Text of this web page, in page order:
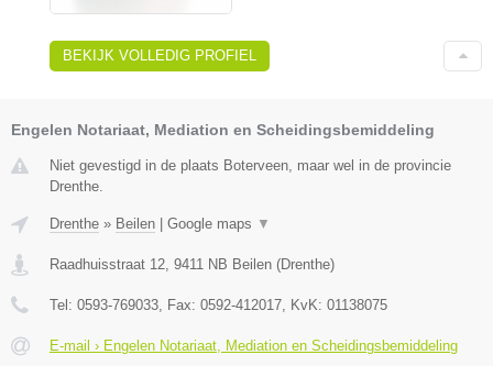
BEKIJK VOLLEDIG PROFIEL
Engelen Notariaat, Mediation en Scheidingsbemiddeling
Niet gevestigd in de plaats Boterveen, maar wel in de provincie
Drenthe.
Drenthe » Beilen Google maps ▼
Raadhuisstraat 12, 9411 NB Beilen (Drenthe)
Tel: 0593-769033, Fax: 0592-412017, KvK: 01138075
E-mail › Engelen Notariaat, Mediation en Scheidingsbemiddeling